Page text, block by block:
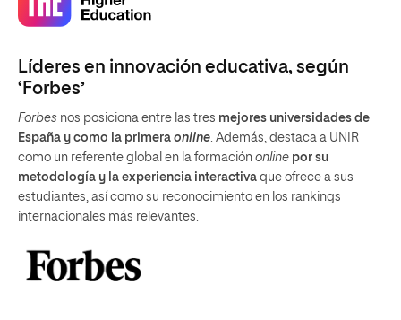
Líderes en innovación educativa, según
‘Forbes’
Forbes nos posiciona entre las tres mejores universidades de
España y como la primera online. Además, destaca a UNIR
como un referente global en la formación online por su
metodología y la experiencia interactiva que ofrece a sus
estudiantes, así como su reconocimiento en los rankings
internacionales más relevantes.